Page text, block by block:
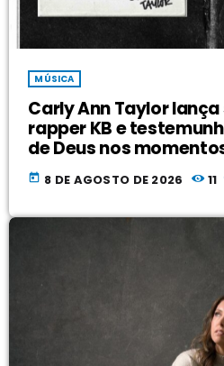
MÚSICA
Carly Ann Taylor
rapper KB e
de Deus nos
today 8 DE AGOSTO DE 2026 11